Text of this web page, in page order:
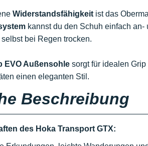
Widerstandsfähigkeit ist das
kannst du den Schuh einfach
bei Regen trocken.
EVO Außensohle sorgt für idealen
einen eleganten Stil.
Beschreibung
des Hoka Transport GTX: